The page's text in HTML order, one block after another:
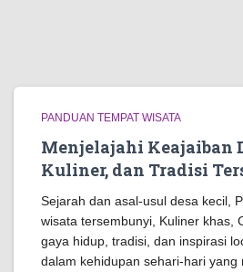
PANDUAN TEMPAT WISATA
Menjelajahi Keajaiban
Kuliner, dan Tradisi
Sejarah dan asal-usul desa kecil,
wisata tersembunyi, Kuliner khas,
gaya hidup, tradisi, dan inspirasi
dalam kehidupan sehari-hari yang